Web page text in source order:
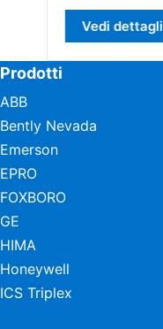
Vedi dettagli
Prodotti
ABB
Bently Nevada
Emerson
EPRO
FOXBORO
GE
HIMA
Honeywell
ICS Triplex